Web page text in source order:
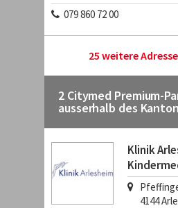
079 860 72 00
25 weitere
2 Citymed Premium-
ausserhalb des
Klinik
4144